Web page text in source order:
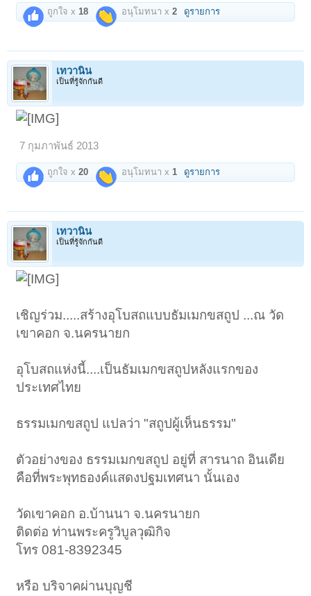
ถูกใจ x 18 อนุโมทนา x2 ดูรายการ
เทวานิน
เป็นที่รู้จักกันดี
7 กุมภาพันธ์ 2013
ถูกใจ x20 อนุโมทนา x 1 ดูรายการ
เทวานิน
เป็นที่รู้จักกันดี
เชิญร่วม.....สร้างอุโบสถแบบธัมเมกขสถูป ...ณ วัด
เขาคอก จ.นครนายก
อุโบสถแห่งนี้....เป็นธัมเมกขสถูปหลังแรกของ
ประเทศไทย
ธรรมเมกขสถูป แปลว่า "สถูปผู้เห็นธรรม"
ตัวอย่างของ ธรรมเมกขสถูป อยู่ที่ สารนาถ อินเดีย
คือที่พระพุทธองค์แสดงปฐมเทศนา นั้นเอง
วัดเขาคอก อ.บ้านนา จ.นครนายก
ติดต่อ ท่านพระครูวิบูลวุฒิกิจ
โทร 081-8392345
หรือ บริจาคผ่านบุญชี